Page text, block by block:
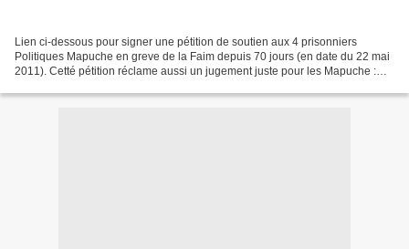
Lien ci-dessous pour signer une pétition de soutien aux 4 prisonniers
Politiques Mapuche en greve de la Faim depuis 70 jours (en date du 22 mai
2011). Cetté pétition réclame aussi un jugement juste pour les Mapuche :